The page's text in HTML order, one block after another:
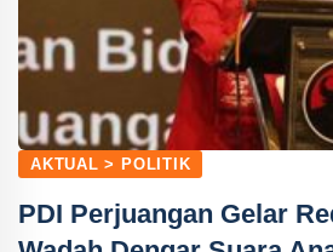
AKTUAL > POLITIK
PDI Perjuangan Gelar